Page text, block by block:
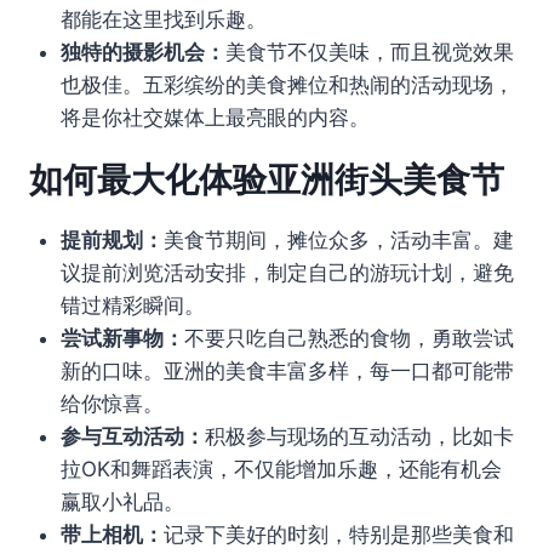
都能在这里找到乐趣。
独特的摄影机会： 美食节不仅美味，而且视觉效果
也极佳。五彩缤纷的美食摊位和热闹的活动现场，
将是你社交媒体上最亮眼的内容。
如何最大化体验亚洲街头美食节
提前规划： 美食节期间，摊位众多，活动丰富。建
议提前浏览活动安排，制定自己的游玩计划，避免
错过精彩瞬间。
尝试新事物： 不要只吃自己熟悉的食物，勇敢尝试
新的口味。亚洲的美食丰富多样，每一口都可能带
给你惊喜。
参与互动活动： 积极参与现场的互动活动，比如卡
拉OK和舞蹈表演，不仅能增加乐趣，还能有机会
赢取小礼品。
带上相机： 记录下美好的时刻，特别是那些美食和